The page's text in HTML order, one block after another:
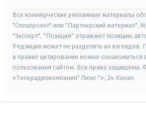
Все коммерческие рекламные материалы
"Спецпроект" или "Партнерский материал".
"Эксперт", "Позиция" отражают позицию
Редакция может не разделять их взглядов.
и правил цитирования можно ознакомиться
пользования сайтом. Все права защищены.
«Телерадиокомпания" Люкс "», 24 Канал.